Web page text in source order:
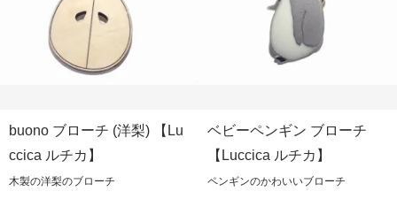
buono ブローチ (洋梨) 【Lu
ccica ルチカ】
木製の洋梨のブローチ
ベビーペンギン ブローチ
【Luccica ルチカ】
ペンギンのかわいいブローチ